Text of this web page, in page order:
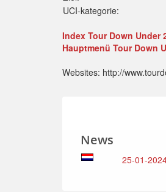
UCI-kategorie:
Index Tour Down Under
Hauptmenü Tour Down
Websites: http://
News
25-01-